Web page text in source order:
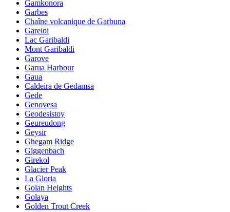
Gamkonora
Garbes
Chaîne volcanique de Garbuna
Gareloi
Lac Garibaldi
Mont Garibaldi
Garove
Garua Harbour
Gaua
Caldeira de Gedamsa
Gede
Genovesa
Geodesistoy
Geureudong
Geysir
Ghegam Ridge
Giggenbach
Girekol
Glacier Peak
La Gloria
Golan Heights
Golaya
Golden Trout Creek